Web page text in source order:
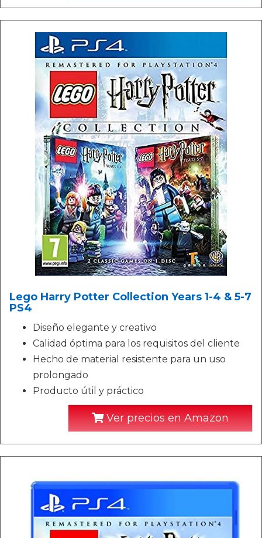
Lego Harry Potter Collection Years 1-4 & 5-7
PS4
Diseño elegante y creativo
Calidad óptima para los requisitos del cliente
Hecho de material resistente para un uso
prolongado
Producto útil y práctico
Ver precios en Amazon